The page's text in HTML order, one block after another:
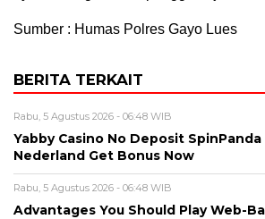
Sumber : Humas Polres Gayo Lues
BERITA TERKAIT
Rabu, 5 Agustus 2026 - 06:48 WIB
Yabby Casino No Deposit SpinPanda
Nederland Get Bonus Now
Rabu, 5 Agustus 2026 - 06:48 WIB
Advantages You Should Play Web-